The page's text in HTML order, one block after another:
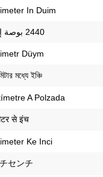
In Duim
Düym
মধ্যে ইঞ্চি
A Polzada
से इंच
Ke Inci
センチ